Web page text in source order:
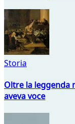
Storia
Oltre la leggenda
aveva voce